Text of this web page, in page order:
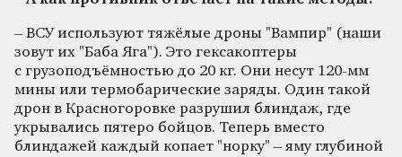
– ВСУ используют тяжёлые дроны "Вампир" (наши
зовут их "Баба Яга"). Это гексакоптеры
с грузоподъёмностью до 20 кг. Они несут 120-мм
мины или термобарические заряды. Один такой
дрон в Красногоровке разрушил блиндаж, где
укрывались пятеро бойцов. Теперь вместо
блиндажей каждый копает "норку" – яму глубиной